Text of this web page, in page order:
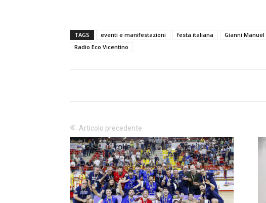
TAGS eventi e manifestazioni festa italiana Gianni Manuel
Radio Eco Vicentino
Articolo precedente